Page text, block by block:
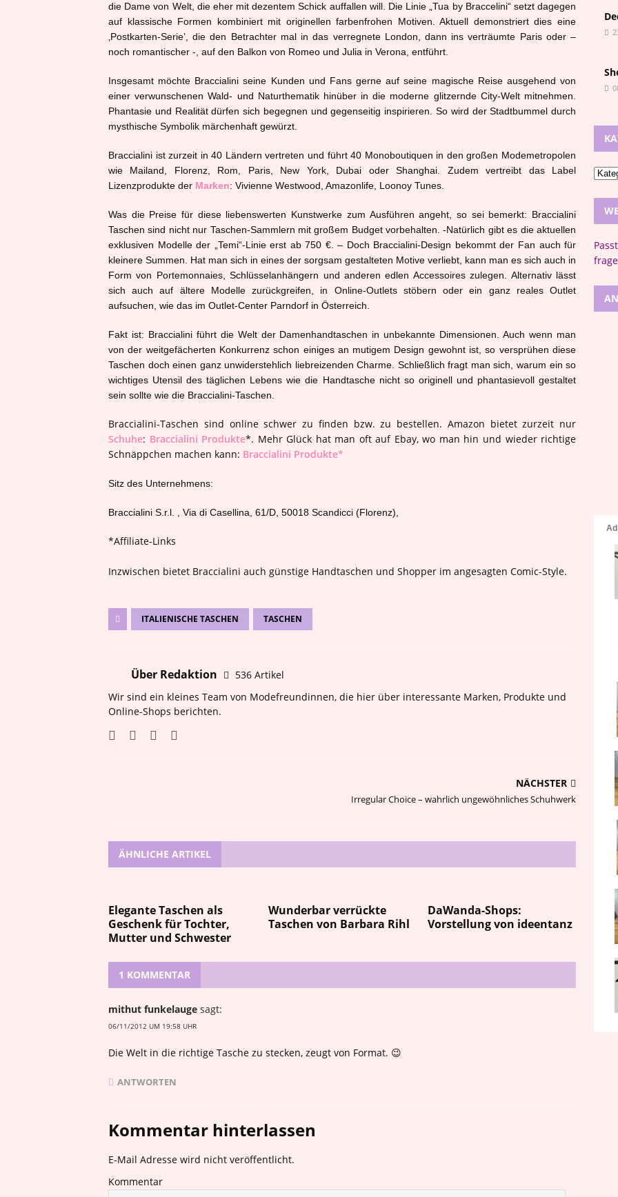
die Dame von Welt, die eher mit dezentem Schick auffallen will. Die Linie „Tua by Braccelini“ setzt dagegen
auf klassische Formen kombiniert mit originellen farbenfrohen Motiven. Aktuell demonstriert dies eine
‚Postkarten-Serie’, die den Betrachter mal in das verregnete London, dann ins verträumte Paris oder –
noch romantischer -, auf den Balkon von Romeo und Julia in Verona, entführt.
Insgesamt möchte Braccialini seine Kunden und Fans gerne auf seine magische Reise ausgehend von
einer verwunschenen Wald- und Naturthematik hinüber in die moderne glitzernde City-Welt mitnehmen.
Phantasie und Realität dürfen sich begegnen und gegenseitig inspirieren. So wird der Stadtbummel durch
mysthische Symbolik märchenhaft gewürzt.
Braccialini ist zurzeit in 40 Ländern vertreten und führt 40 Monoboutiquen in den großen Modemetropolen
wie Mailand, Florenz, Rom, Paris, New York, Dubai oder Shanghai. Zudem vertreibt das Label
Lizenzprodukte der Marken: Vivienne Westwood, Amazonlife, Loonoy Tunes.
Was die Preise für diese liebenswerten Kunstwerke zum Ausführen angeht, so sei bemerkt: Braccialini
Taschen sind nicht nur Taschen-Sammlern mit großem Budget vorbehalten. -Natürlich gibt es die aktuellen
exklusiven Modelle der „Temi“-Linie erst ab 750 €. – Doch Braccialini-Design bekommt der Fan auch für
kleinere Summen. Hat man sich in eines der sorgsam gestalteten Motive verliebt, kann man es sich auch in
Form von Portemonnaies, Schlüsselanhängern und anderen edlen Accessoires zulegen. Alternativ lässt
sich auch auf ältere Modelle zurückgreifen, in Online-Outlets stöbern oder ein ganz reales Outlet
aufsuchen, wie das im Outlet-Center Parndorf in Österreich.
Fakt ist: Braccialini führt die Welt der Damenhandtaschen in unbekannte Dimensionen. Auch wenn man
von der weitgefächerten Konkurrenz schon einiges an mutigem Design gewohnt ist, so versprühen diese
Taschen doch einen ganz unwiderstehlich liebreizenden Charme. Schließlich fragt man sich, warum ein so
wichtiges Utensil des täglichen Lebens wie die Handtasche nicht so originell und phantasievoll gestaltet
sein sollte wie die Braccialini-Taschen.
Braccialini-Taschen sind online schwer zu finden bzw. zu bestellen. Amazon bietet zurzeit nur
Schuhe: Braccialini Produkte*. Mehr Glück hat man oft auf Ebay, wo man hin und wieder richtige
Schnäppchen machen kann: Braccialini Produkte*
Sitz des Unternehmens:
Braccialini S.r.l. , Via di Casellina, 61/D, 50018 Scandicci (Florenz),
*Affiliate-Links
Inzwischen bietet Braccialini auch günstige Handtaschen und Shopper im angesagten Comic-Style.
ITALIENISCHE TASCHEN TASCHEN
Über Redaktion
536 Artikel
Wir sind ein kleines Team von Modefreundinnen, die hier über interessante Marken, Produkte und
Online-Shops berichten.
NÄCHSTER
Irregular Choice – wahrlich ungewöhnliches Schuhwerk
ÄHNLICHE ARTIKEL
Elegante Taschen als
Geschenk für Tochter,
Mutter und Schwester
Wunderbar verrückte
Taschen von Barbara Rihl
DaWanda-Shops:
Vorstellung von ideentanz
1 KOMMENTAR
mithut funkelauge sagt:
06/11/2012 UM 19:58 UHR
Die Welt in die richtige Tasche zu stecken, zeugt von Format. 😉
ANTWORTEN
Kommentar hinterlassen
E-Mail Adresse wird nicht veröffentlicht.
Kommentar